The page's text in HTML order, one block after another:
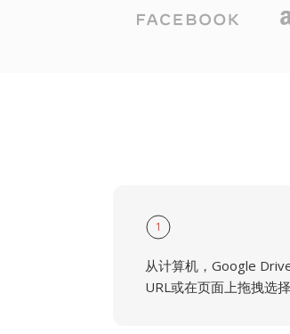
1
从计算机，Google
URL或在页面上拖拽选